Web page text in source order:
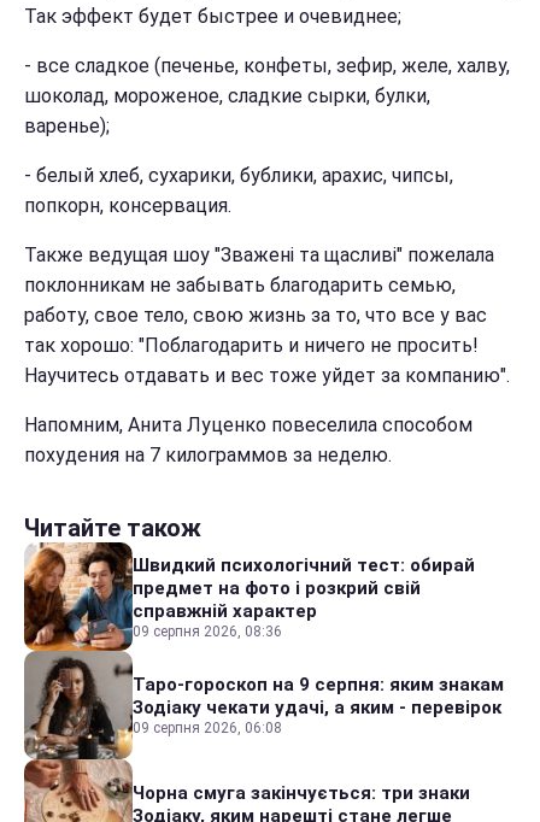
Так эффект будет быстрее и очевиднее;
- все сладкое (печенье, конфеты, зефир, желе, халву,
шоколад, мороженое, сладкие сырки, булки,
варенье);
- белый хлеб, сухарики, бублики, арахис, чипсы,
попкорн, консервация.
Также ведущая шоу "Зваженi та щасливi" пожелала
поклонникам не забывать благодарить семью,
работу, свое тело, свою жизнь за то, что все у вас
так хорошо: "Поблагодарить и ничего не просить!
Научитесь отдавать и вес тоже уйдет за компанию".
Напомним, Анита Луценко повеселила способом
похудения на 7 килограммов за неделю.
Читайте також
Швидкий психологічний тест: обирай
предмет на фото і розкрий свій
справжній характер
09 серпня 2026, 08:36
Таро-гороскоп на 9 серпня: яким знакам
Зодіаку чекати удачі, а яким - перевірок
09 серпня 2026, 06:08
Чорна смуга закінчується: три знаки
Зодіаку, яким нарешті стане легше